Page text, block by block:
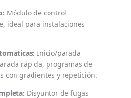
Módulo de control
ideal para instalaciones
Inicio/parada
rápida, programas de
con gradientes y repetición.
Disyuntor de fugas